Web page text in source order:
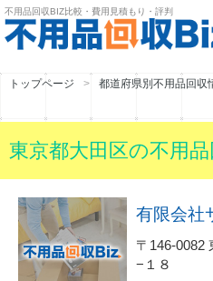
不用品回収BIZ比較・費用見積もり・評判
トップページ 都道府県別不用品回収
東京都大田区の不用
〒146-0082
−１８